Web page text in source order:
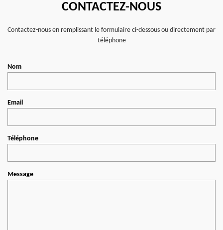
CONTACTEZ-NOUS
Contactez-nous en remplissant le formulaire ci-dessous ou directement par
téléphone
Nom
Email
Téléphone
Message